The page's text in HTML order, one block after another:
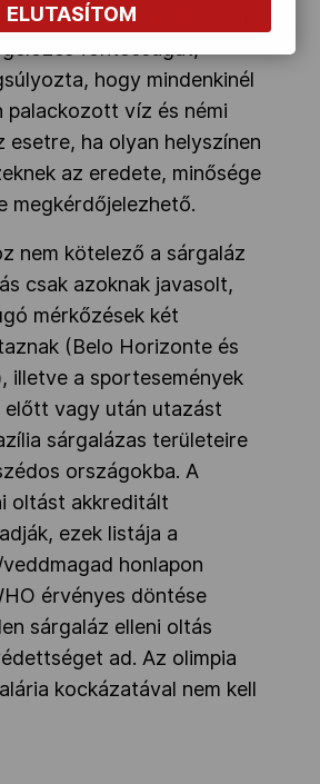
Ugyanakkor ő is
hogy mindenkinél
palackozott víz és némi
esetre, ha olyan helyszínen
az eredete, minősége
megkérdőjelezhető.
nem kötelező a sárgaláz
csak azoknak javasolt,
mérkőzések két
(Belo Horizonte és
illetve a sportesemények
előtt vagy után utazást
sárgalázas területeire
országokba. A
oltást akkreditált
ezek listája a
honlapon
érvényes döntése
sárgaláz elleni oltás
ad. Az olimpia
kockázatával nem kell
ELUTASÍTOM